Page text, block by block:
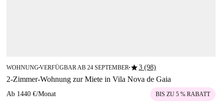
WOHNUNG■VERFÜGBAR AB 24 SEPTEMBER ■star3 (98)
2-Zimmer-Wohnung zur Miete in Vila Nova de Gaia
Ab 1440 €/Monat BIS ZU 5 % RABATT